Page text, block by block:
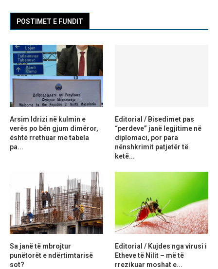
POSTIMET E FUNDIT
Arsim Idrizi në kulmin e
verës po bën gjum dimëror,
është rrethuar me tabela
pa...
Editorial / Bisedimet pas
“perdeve” janë legjitime në
diplomaci, por para
nënshkrimit patjetër të
ketë...
Sa janë të mbrojtur
punëtorët e ndërtimtarisë
sot?
Editorial / Kujdes nga virusi i
Etheve të Nilit – më të
rrezikuar moshat e...